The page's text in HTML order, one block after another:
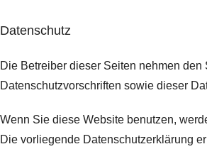
Datenschutz
Die Betreiber dieser Seiten nehmen
Datenschutzvorschriften sowie dieser
Wenn Sie diese Website benutzen,
Die vorliegende Datenschutzerklärung